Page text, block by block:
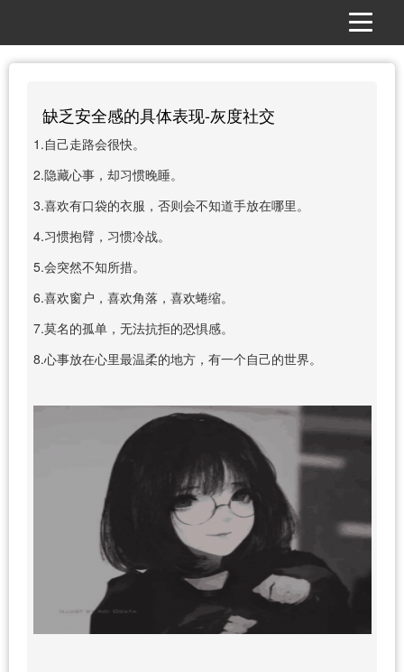
缺乏安全感的具体表现-灰度社交
1.自己走路会很快。
2.隐藏心事，却习惯晚睡。
3.喜欢有口袋的衣服，否则会不知道手放在哪里。
4.习惯抱臂，习惯冷战。
5.会突然不知所措。
6.喜欢窗户，喜欢角落，喜欢蜷缩。
7.莫名的孤单，无法抗拒的恐惧感。
8.心事放在心里最温柔的地方，有一个自己的世界。